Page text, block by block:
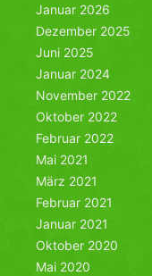
Januar 2026
Dezember 2025
Juni 2025
Januar 2024
November 2022
Oktober 2022
Februar 2022
Mai 2021
März 2021
Februar 2021
Januar 2021
Oktober 2020
Mai 2020